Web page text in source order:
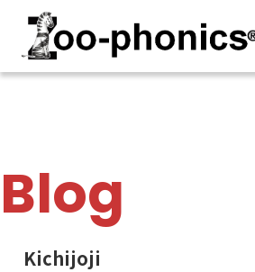
Blog
Kichijoji